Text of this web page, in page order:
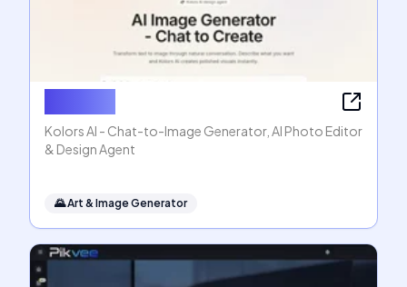
Kolors AI - Chat-to-Image Generator, AI Photo Editor
& Design Agent
🌄Art & Image Generator